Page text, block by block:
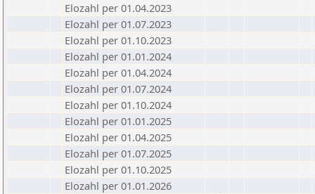
Elozahl per 01.04.2023
Elozahl per 01.07.2023
Elozahl per 01.10.2023
Elozahl per 01.01.2024
Elozahl per 01.04.2024
Elozahl per 01.07.2024
Elozahl per 01.10.2024
Elozahl per 01.01.2025
Elozahl per 01.04.2025
Elozahl per 01.07.2025
Elozahl per 01.10.2025
Elozahl per 01.01.2026